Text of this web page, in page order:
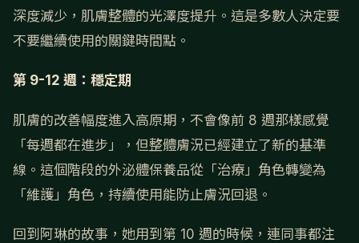
深度減少，肌膚整體的光澤度提升。這是多數人決定要
不要繼續使用的關鍵時間點。
第 9-12 週：穩定期
肌膚的改善幅度進入高原期，不會像前 8 週那樣感覺
「每週都在進步」，但整體膚況已經建立了新的基準
線。這個階段的外泌體保養品從「治療」角色轉變為
「維護」角色，持續使用能防止膚況回退。
回到阿琳的故事，她用到第 10 週的時候，連同事都注